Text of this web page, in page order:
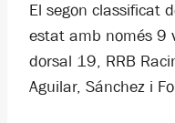
El segon classificat
estat amb només 9
dorsal 19, RRB
Aguilar, Sánchez i